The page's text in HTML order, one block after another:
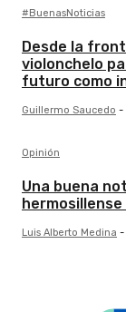
#BuenasNoticias
Desde la
violonchelo
futuro como
Guillermo Saucedo -
Opinión
Una buena
Luis Alberto Medina -